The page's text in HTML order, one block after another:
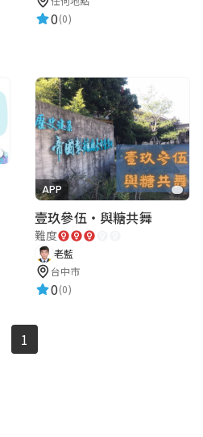
0(0)
APP
壹玖參伍・與糖共舞
難度
老藍
台中市
0(0)
1